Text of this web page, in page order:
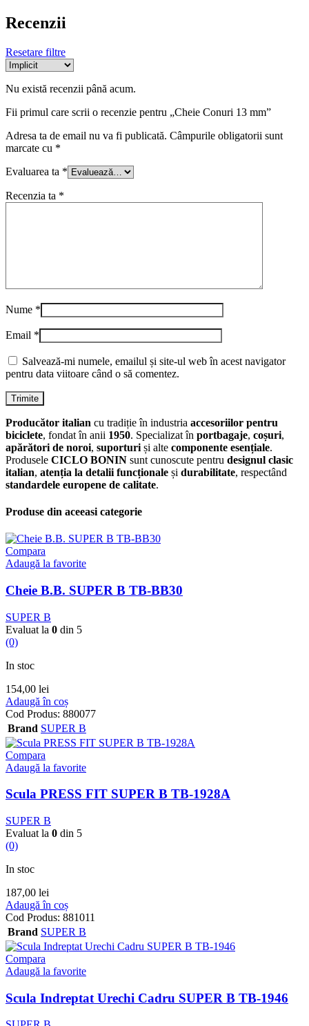
Recenzii
Resetare filtre
Nu există recenzii până acum.
Fii primul care scrii o recenzie pentru „Cheie Conuri 13 mm”
Adresa ta de email nu va fi publicată. Câmpurile obligatorii sunt
marcate cu *
Evaluarea ta *
Recenzia ta *
Nume *
Email *
Salvează-mi numele, emailul și site-ul web în acest navigator
pentru data viitoare când o să comentez.
Producător italian cu tradiție în industria accesoriilor pentru
biciclete, fondat în anii 1950. Specializat în portbagaje, coșuri,
apărători de noroi, suporturi și alte componente esențiale.
Produsele CICLO BONIN sunt cunoscute pentru designul clasic
italian, atenția la detalii funcționale și durabilitate, respectând
standardele europene de calitate.
Produse din aceeasi categorie
Compara
Adaugă la favorite
Cheie B.B. SUPER B TB-BB30
SUPER B
Evaluat la 0 din 5
(0)
In stoc
154,00 lei
Adaugă în coș
Cod Produs: 880077
Brand SUPER B
Compara
Adaugă la favorite
Scula PRESS FIT SUPER B TB-1928A
SUPER B
Evaluat la 0 din 5
(0)
In stoc
187,00 lei
Adaugă în coș
Cod Produs: 881011
Brand SUPER B
Compara
Adaugă la favorite
Scula Indreptat Urechi Cadru SUPER B TB-1946